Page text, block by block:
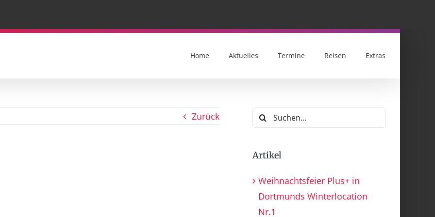
Home Aktuelles Termine Reisen Extras
Zurück
Suche
nach:
Artikel
Weihnachtsfeier Plus+ in
Dortmunds Winterlocation
Nr.1